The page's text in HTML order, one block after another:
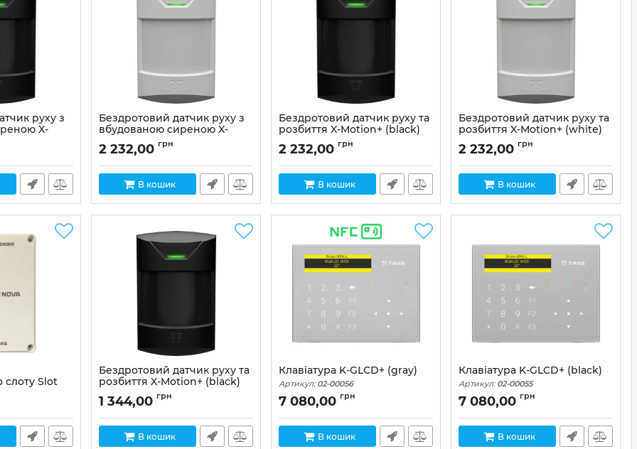
руху з
X-
Бездротовий датчик руху з
вбудованою сиреною X-
Motion Alarm (white)
Артикул: 01-00020
2 232,00 грн
В кошик
Бездротовий датчик руху та
розбиття X-Motion+ (black)
Артикул: 01-00017
2 232,00 грн
В кошик
Бездротовий датчик руху та
розбиття X-Motion+ (white)
Артикул: 01-00016
2 232,00 грн
В кошик
слоту Slot
Бездротовий датчик руху та
розбиття X-Motion+ (black)
Артикул: 01-00019
1 344,00 грн
В кошик
Клавіатура K-GLCD+ (gray)
Артикул: 02-00056
7 080,00 грн
В кошик
Клавіатура K-GLCD+ (black)
Артикул: 02-00055
7 080,00 грн
В кошик